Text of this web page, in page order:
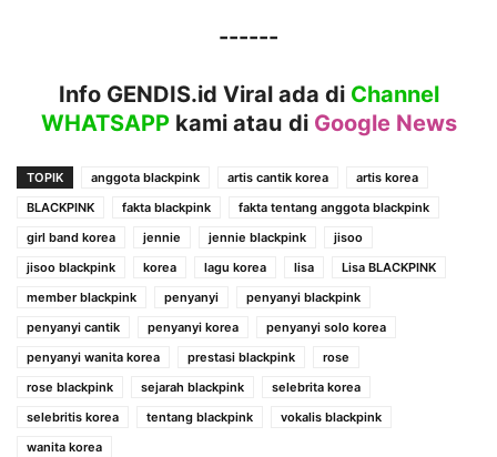
------
Info GENDIS.id Viral ada di Channel
WHATSAPPkami atau di Google News
TOPIK anggota blackpink artis cantik korea
artis korea
BLACKPINK
fakta blackpink
fakta tentang anggota blackpink
girl band korea
jennie jennie blackpink
jisoo
jisoo blackpink
korea lagu korea lisa
Lisa BLACKPINK
member blackpink
penyanyi
penyanyi blackpink
penyanyi cantik
penyanyi korea
penyanyi solo korea
penyanyi wanita korea
prestasi blackpink
rose
rose blackpink
sejarah blackpink
selebrita korea
selebritis korea
tentang blackpink
vokalis blackpink
wanita korea